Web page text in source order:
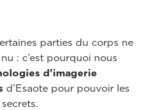
parties du corps ne
: c’est pourquoi nous
d’imagerie
d’Esaote pour pouvoir les